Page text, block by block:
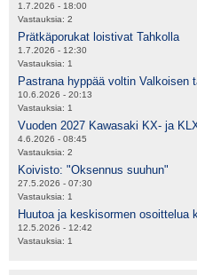
1.7.2026 - 18:00
Vastauksia: 2
Prätkäporukat loistivat Tahkolla
1.7.2026 - 12:30
Vastauksia: 1
Pastrana hyppää voltin Valkoisen
10.6.2026 - 20:13
Vastauksia: 1
Vuoden 2027 Kawasaki KX- ja
4.6.2026 - 08:45
Vastauksia: 2
Koivisto: "Oksennus suuhun"
27.5.2026 - 07:30
Vastauksia: 1
Huutoa ja keskisormen osoittelua
12.5.2026 - 12:42
Vastauksia: 1